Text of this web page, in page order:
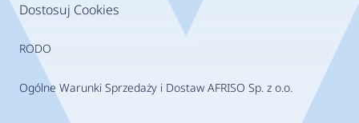
Dostosuj Cookies
RODO
Ogólne Warunki Sprzedaży i Dostaw AFRISO Sp. z o.o.